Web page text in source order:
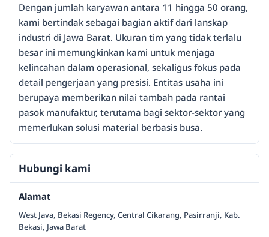
Dengan jumlah karyawan antara 11 hingga 50 orang,
kami bertindak sebagai bagian aktif dari lanskap
industri di Jawa Barat. Ukuran tim yang tidak terlalu
besar ini memungkinkan kami untuk menjaga
kelincahan dalam operasional, sekaligus fokus pada
detail pengerjaan yang presisi. Entitas usaha ini
berupaya memberikan nilai tambah pada rantai
pasok manufaktur, terutama bagi sektor-sektor yang
memerlukan solusi material berbasis busa.
Hubungi kami
Alamat
West Java, Bekasi Regency, Central Cikarang, Pasirranji, Kab.
Bekasi, Jawa Barat